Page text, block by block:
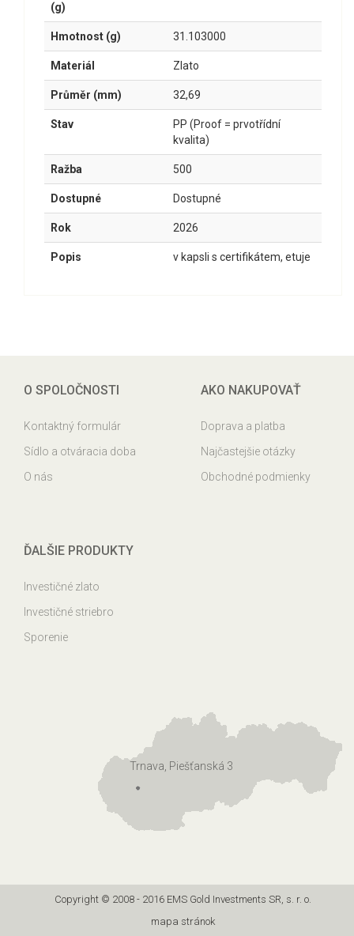
(g)
Hmotnost (g) 31.103000
Materiál Zlato
Průměr (mm) 32,69
Stav
PP (Proof = prvotřídní
kvalita)
Ražba 500
Dostupné Dostupné
Rok 2026
Popis v kapsli s certifikátem, etuje
O SPOLOČNOSTI
Kontaktný formulár
Sídlo a otváracia doba
O nás
AKO NAKUPOVAŤ
Doprava a platba
Najčastejšie otázky
Obchodné podmienky
ĎALŠIE PRODUKTY
Investičné zlato
Investičné striebro
Sporenie
Trnava, Piešťanská 3
Copyright © 2008 - 2016 EMS Gold Investments SR, s. r. o.
mapa stránok